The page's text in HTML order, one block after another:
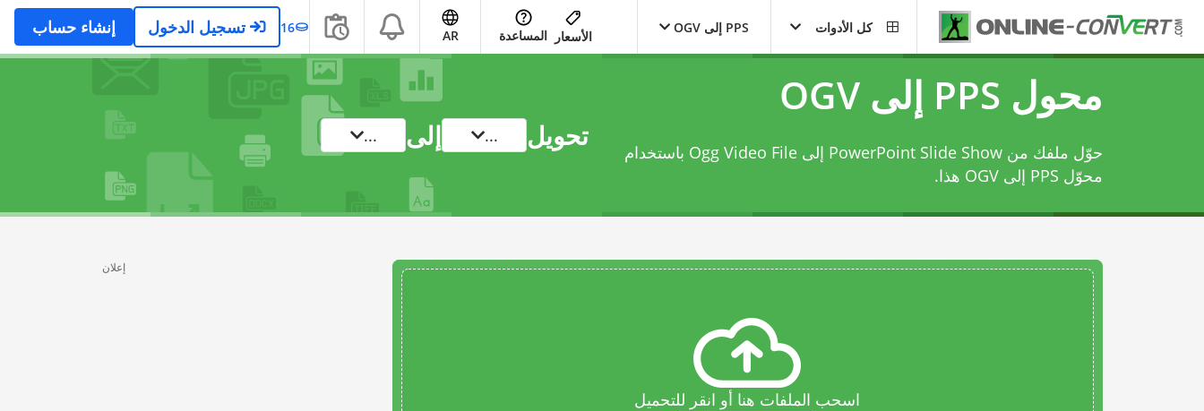
كل الأدوات PPS إلى OGV
الأسعار المساعدة AR
16 تسجيل الدخول إنشاء حساب
محول PPS إلى OGV
حوّل ملفك من PowerPoint Slide Show إلى Ogg Video File باستخدام
محوّل PPS إلى OGV
هذا.
تحويل ... إلى ...
اسحب الملفات هنا أو انقر للتحميل
إعلان